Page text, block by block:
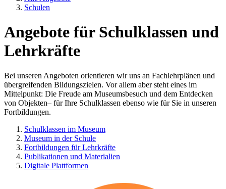
Schulen
Angebote für Schulklassen und
Lehrkräfte
Bei unseren Angeboten orientieren wir uns an Fachlehrplänen und
übergreifenden Bildungszielen. Vor allem aber steht eines im
Mittelpunkt: Die Freude am Museumsbesuch und dem Entdecken
von Objekten– für Ihre Schulklassen ebenso wie für Sie in unseren
Fortbildungen.
Schulklassen im Museum
Museum in der Schule
Fortbildungen für Lehrkräfte
Publikationen und Materialien
Digitale Plattformen